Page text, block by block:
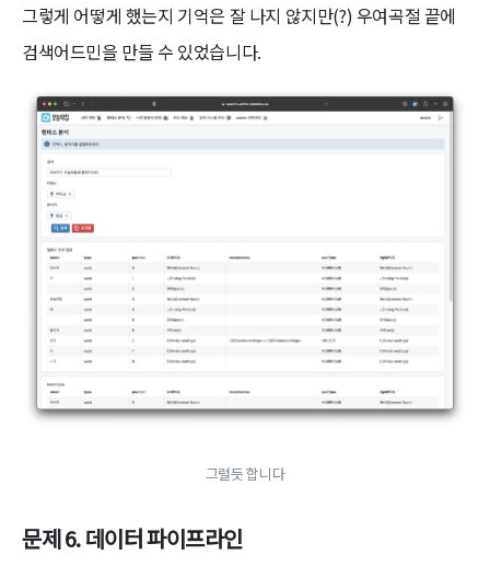
그렇게 어떻게 했는지 기억은 잘 나지 않지만(?) 우여곡절 끝에
검색어드민을 만들 수 있었습니다.
그럴듯 합니다
문제 6. 데이터 파이프라인